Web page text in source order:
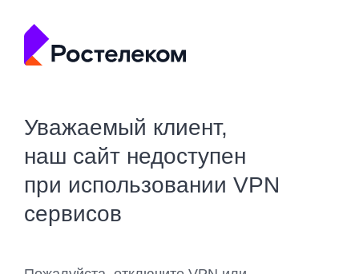
Уважаемый клиент,
наш сайт недоступен
при использовании VPN
сервисов